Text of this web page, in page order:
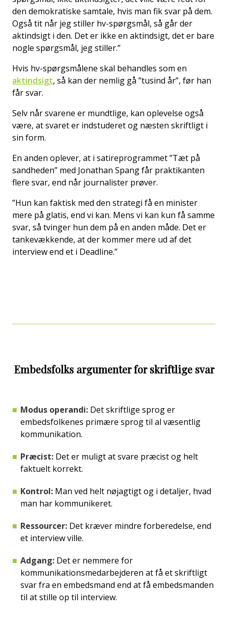
den demokratiske samtale, hvis man fik svar på dem.
Også tit når jeg stiller hv-spørgsmål, så går der
aktindsigt i den. Det er ikke en aktindsigt, det er bare
nogle spørgsmål, jeg stiller.”
Hvis hv-spørgsmålene skal behandles som en
aktindsigt, så kan der nemlig gå ”tusind år”, før han
får svar.
Selv når svarene er mundtlige, kan oplevelse også
være, at svaret er indstuderet og næsten skriftligt i
sin form.
En anden oplever, at i satireprogrammet ”Tæt på
sandheden” med Jonathan Spang får praktikanten
flere svar, end når journalister prøver.
”Hun kan faktisk med den strategi få en minister
mere på glatis, end vi kan. Mens vi kan kun få samme
svar, så tvinger hun dem på en anden måde. Det er
tankevækkende, at der kommer mere ud af det
interview end et i Deadline.”
Embedsfolks argumenter for skriftlige svar
Modus operandi: Det skriftlige sprog er
embedsfolkenes primære sprog til al væsentlig
kommunikation.
Præcist: Det er muligt at svare præcist og helt
faktuelt korrekt.
Kontrol: Man ved helt nøjagtigt og i detaljer, hvad
man har kommunikeret.
Ressourcer: Det kræver mindre forberedelse, end
et interview ville.
Adgang: Det er nemmere for
kommunikationsmedarbejderen at få et skriftligt
svar fra en embedsmand end at få embedsmanden
til at stille op til interview.